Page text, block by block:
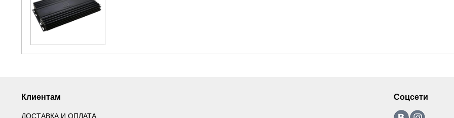
Клиентам
ДОСТАВКА И ОПЛАТА
Соцсети